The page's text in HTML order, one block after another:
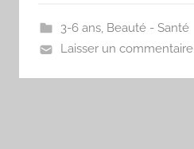
3-6 ans, Beauté - Santé
Laisser un commentaire